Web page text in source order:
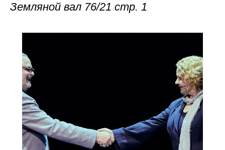
Земляной вал 76/21 стр. 1